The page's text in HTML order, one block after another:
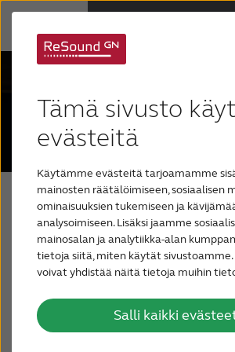
Tämä sivusto
evästeitä
Käytämme evästeitä tarjoamamme
mainosten räätälöimiseen, sosiaalisen
ominaisuuksien tukemiseen ja
analysoimiseen. Lisäksi jaamme
mainosalan ja analytiikka-alan
tietoja siitä, miten käytät
voivat yhdistää näitä tietoja muihin
heidän palvelujaan.
Salli kaikki
Kuulonalenema
Tuki & huolto
Miksi ReSound
Blogi
OTA YHTEYTTÄ
Blogisi
Blogi ihmisille, joilla on, tai jotka
kärsivänsä kuulonalenemasta.
paremmin kuulonalenemasta
läheistään.